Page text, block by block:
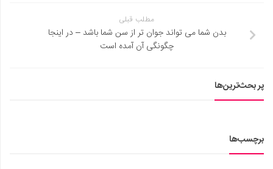
مطلب قبلی
بدن شما می تواند جوان تر از سن شما باشد – در اینجا
چگونگی آن آمده است
پر بحث‌ترین‌ها
برچسب‌ها